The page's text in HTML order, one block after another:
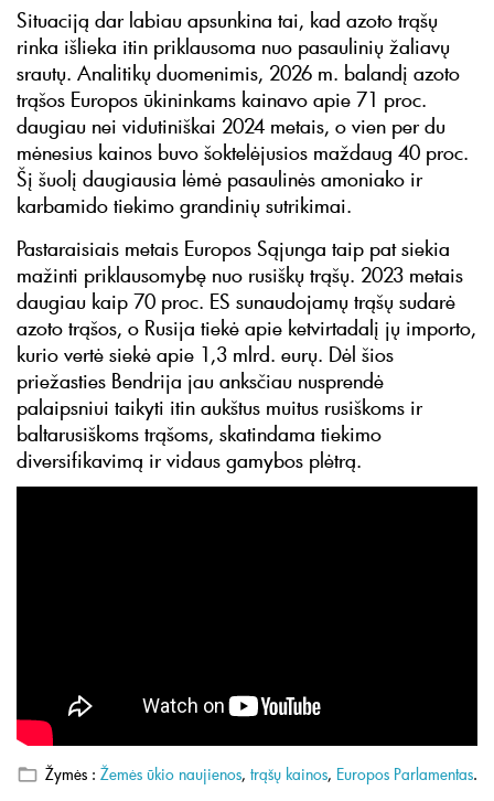
Situaciją dar labiau apsunkina tai, kad azoto trąšų
rinka išlieka itin priklausoma nuo pasaulinių žaliavų
srautų. Analitikų duomenimis, 2026 m. balandį azoto
trąšos Europos ūkininkams kainavo apie 71 proc.
daugiau nei vidutiniškai 2024 metais, o vien per du
mėnesius kainos buvo šoktelėjusios maždaug 40 proc.
Šį šuolį daugiausia lėmė pasaulinės amoniako ir
karbamido tiekimo grandinių sutrikimai.
Pastaraisiais metais Europos Sąjunga taip pat siekia
mažinti priklausomybę nuo rusiškų trąšų. 2023 metais
daugiau kaip 70 proc. ES sunaudojamų trąšų sudarė
azoto trąšos, o Rusija tiekė apie ketvirtadalį jų importo,
kurio vertė siekė apie 1,3 mlrd. eurų. Dėl šios
priežasties Bendrija jau anksčiau nusprendė
palaipsniui taikyti itin aukštus muitus rusiškoms ir
baltarusiškoms trąšoms, skatindama tiekimo
diversifikavimą ir vidaus gamybos plėtrą.
Žymės : Žemės ūkio naujienos, trąšų kainos, Europos Parlamentas.